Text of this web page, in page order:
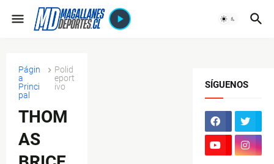
Págin
a
Princi
pal
Polid
eport
ivo
THOM
AS
SÍGUENOS